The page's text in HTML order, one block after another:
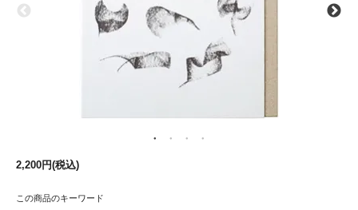
2,200円(税込)
この商品のキーワード